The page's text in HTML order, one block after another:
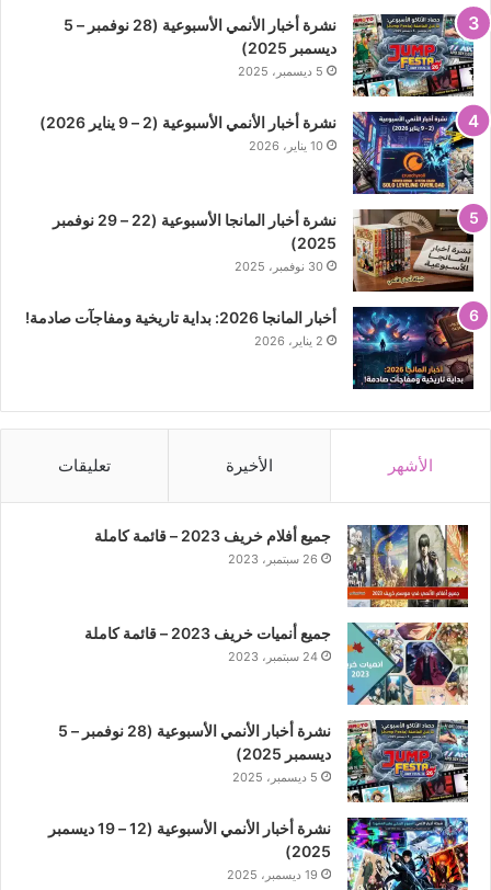
نشرة أخبار الأنمي الأسبوعية (28 نوفمبر – 5
ديسمبر 2025)
5 ديسمبر، 2025
نشرة أخبار الأنمي الأسبوعية (2 – 9 يناير 2026)
10 يناير، 2026
نشرة أخبار المانجا الأسبوعية (22 – 29 نوفمبر
2025)
30 نوفمبر، 2025
أخبار المانجا 2026: بداية تاريخية ومفاجآت صادمة!
2 يناير، 2026
الأشهر الأخيرة تعليقات
جميع أفلام خريف 2023 – قائمة كاملة
26 سبتمبر، 2023
جميع أنميات خريف 2023 – قائمة كاملة
24 سبتمبر، 2023
نشرة أخبار الأنمي الأسبوعية (28 نوفمبر – 5
ديسمبر 2025)
5 ديسمبر، 2025
نشرة أخبار الأنمي الأسبوعية (12 – 19 ديسمبر
2025)
19 ديسمبر، 2025